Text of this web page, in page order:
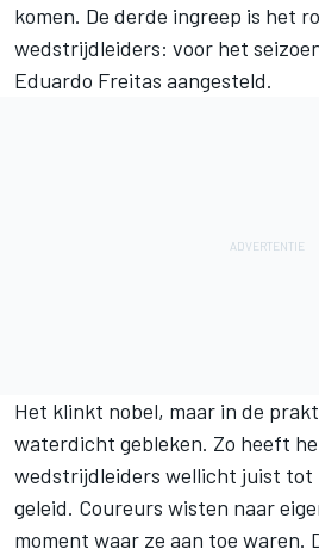
komen. De derde ingreep is het
wedstrijdleiders: voor het
Eduardo Freitas aangesteld.
Het klinkt nobel, maar in de
waterdicht gebleken. Zo heeft
wedstrijdleiders wellicht juist tot
geleid. Coureurs wisten naar
moment waar ze aan toe waren.